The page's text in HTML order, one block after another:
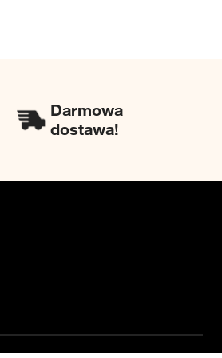
Darmowa
dostawa!